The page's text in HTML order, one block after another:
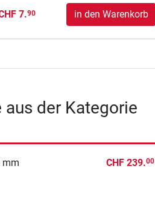
7.90 in den Warenkorb
der Kategorie
mm CHF 239.00